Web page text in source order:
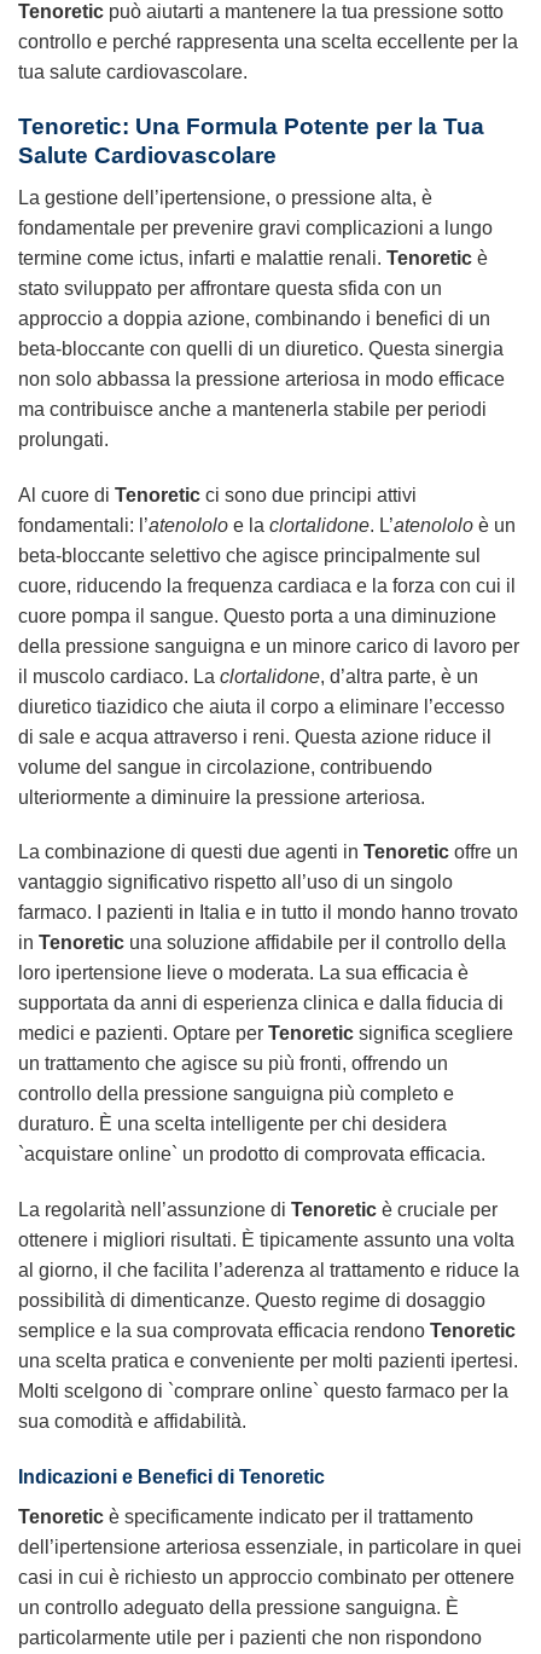
Tenoretic può aiutarti a mantenere la tua pressione sotto
controllo e perché rappresenta una scelta eccellente per la
tua salute cardiovascolare.
Tenoretic: Una Formula Potente per la Tua
Salute Cardiovascolare
La gestione dell’ipertensione, o pressione alta, è
fondamentale per prevenire gravi complicazioni a lungo
termine come ictus, infarti e malattie renali. Tenoretic è
stato sviluppato per affrontare questa sfida con un
approccio a doppia azione, combinando i benefici di un
beta-bloccante con quelli di un diuretico. Questa sinergia
non solo abbassa la pressione arteriosa in modo efficace
ma contribuisce anche a mantenerla stabile per periodi
prolungati.
Al cuore di Tenoretic ci sono due principi attivi
fondamentali: l’atenololo e la clortalidone. L’atenololo è un
beta-bloccante selettivo che agisce principalmente sul
cuore, riducendo la frequenza cardiaca e la forza con cui il
cuore pompa il sangue. Questo porta a una diminuzione
della pressione sanguigna e un minore carico di lavoro per
il muscolo cardiaco. La clortalidone, d’altra parte, è un
diuretico tiazidico che aiuta il corpo a eliminare l’eccesso
di sale e acqua attraverso i reni. Questa azione riduce il
volume del sangue in circolazione, contribuendo
ulteriormente a diminuire la pressione arteriosa.
La combinazione di questi due agenti in Tenoretic offre un
vantaggio significativo rispetto all’uso di un singolo
farmaco. I pazienti in Italia e in tutto il mondo hanno trovato
in Tenoretic una soluzione affidabile per il controllo della
loro ipertensione lieve o moderata. La sua efficacia è
supportata da anni di esperienza clinica e dalla fiducia di
medici e pazienti. Optare per Tenoretic significa scegliere
un trattamento che agisce su più fronti, offrendo un
controllo della pressione sanguigna più completo e
duraturo. È una scelta intelligente per chi desidera
`acquistare online` un prodotto di comprovata efficacia.
La regolarità nell’assunzione di Tenoretic è cruciale per
ottenere i migliori risultati. È tipicamente assunto una volta
al giorno, il che facilita l’aderenza al trattamento e riduce la
possibilità di dimenticanze. Questo regime di dosaggio
semplice e la sua comprovata efficacia rendono Tenoretic
una scelta pratica e conveniente per molti pazienti ipertesi.
Molti scelgono di `comprare online` questo farmaco per la
sua comodità e affidabilità.
Indicazioni e Benefici di Tenoretic
Tenoretic è specificamente indicato per il trattamento
dell’ipertensione arteriosa essenziale, in particolare in quei
casi in cui è richiesto un approccio combinato per ottenere
un controllo adeguato della pressione sanguigna. È
particolarmente utile per i pazienti che non rispondono